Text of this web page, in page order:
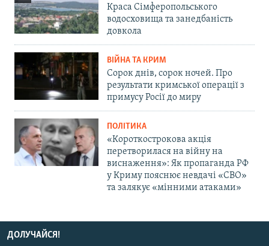
Краса Сімферопольського
водосховища та занедбаність
довкола
ВІЙНА ТА КРИМ
Сорок днів, сорок ночей. Про
результати кримської операції з
примусу Росії до миру
ПОЛІТИКА
«Короткострокова акція
перетворилася на війну на
виснаження»: Як пропаганда РФ
у Криму пояснює невдачі «СВО»
та залякує «мінними атаками»
ДОЛУЧАЙСЯ!